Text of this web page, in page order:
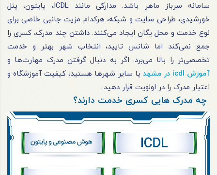
سامانه سرباز ماهر باشد. مدارکی مانند ICDL، پایتون، پنل
خورشیدی، طراحی سایت و شبکه، هرکدام مزیت جانبی خاصی برای
نوع خدمت و محل یگان ایجاد می‌کنند. داشتن چند مدرک، کسری را
جمع نمی‌کند اما شانس تایید، انتخاب شهر بهتر و خدمت
تخصصی‌تر را بالا می‌برد. اگر به دنبال گرفتن مدرک مهارت‌ها و
آموزش icdl در مشهد
یا سایر شهرها هستید، کیفیت آموزشگاه و
اعتبار مدرک را در اولویت قرار دهید.
چه مدرک هایی کسری خدمت دارند؟